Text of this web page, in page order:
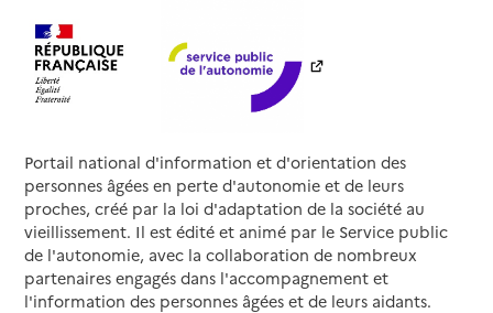
Portail national d'information et d'orientation des
personnes âgées en perte d'autonomie et de leurs
proches, créé par la loi d'adaptation de la société au
vieillissement. Il est édité et animé par le Service public
de l'autonomie, avec la collaboration de nombreux
partenaires engagés dans l'accompagnement et
l'information des personnes âgées et de leurs aidants.